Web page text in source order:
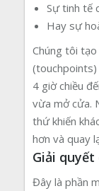
Sự tinh tế
Hay sự
Chúng tôi tạo
(touchpoints)
4 giờ chiều
vừa mở cửa.
thứ khiến
hơn và quay
Giải quyết
Đây là phần